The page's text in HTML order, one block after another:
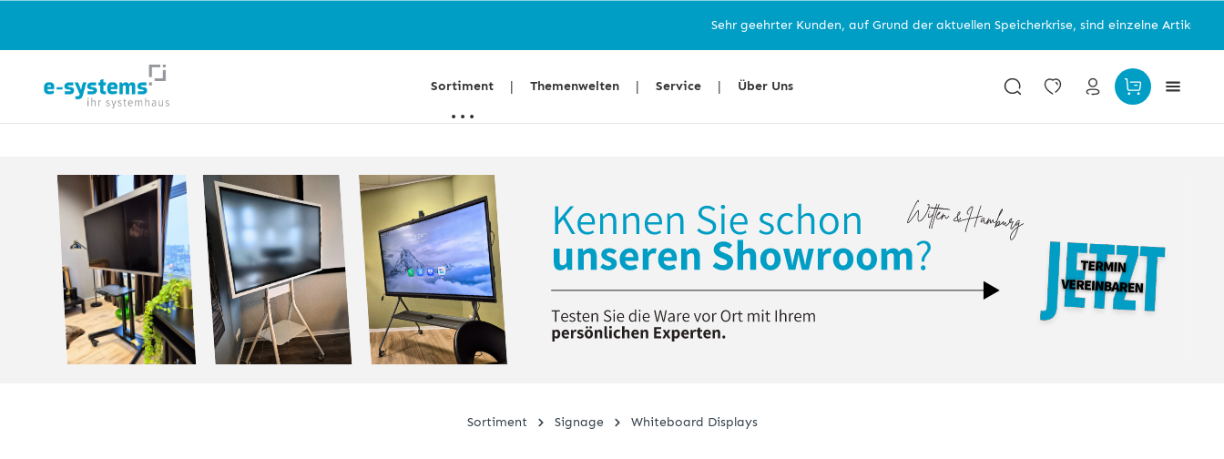
Sehr geehrter Kunden, auf Grund der aktuellen Speicherkrise, sind einzelne Artikelgruppen
Sortiment Themenwelten Service Über Uns
Sortiment Signage Whiteboard Displays